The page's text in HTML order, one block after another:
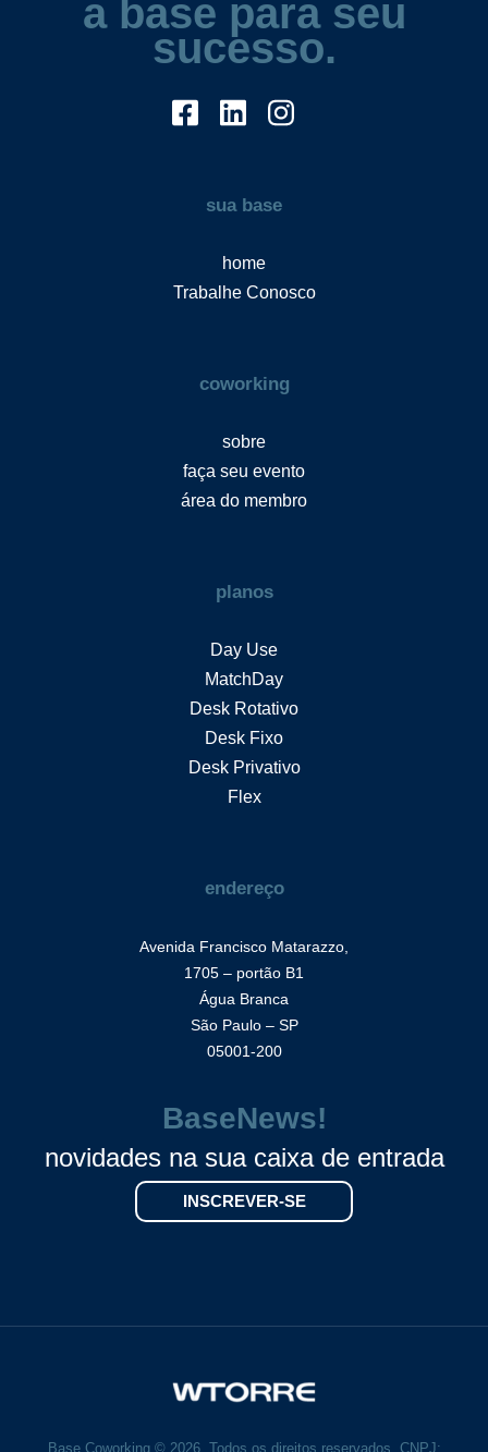
a base para seu
sucesso.
sua base
home
Trabalhe Conosco
coworking
sobre
faça seu evento
área do membro
planos
Day Use
MatchDay
Desk Rotativo
Desk Fixo
Desk Privativo
Flex
endereço
Avenida Francisco Matarazzo,
1705 – portão B1
Água Branca
São Paulo – SP
05001-200
BaseNews!
novidades na sua caixa de entrada
INSCREVER-SE
Base Coworking © 2026. Todos os direitos reservados. CNPJ: